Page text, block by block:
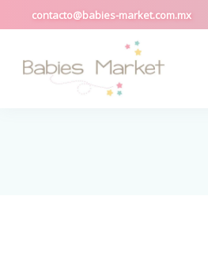
contacto@babies-market.com.mx